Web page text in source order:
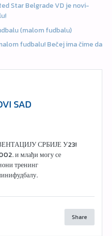
Star Belgrade VD je novi-
(malom fudbalu)
fudbalu! Bečej ima čime da
SAD
СРБИЈЕ У23!
и млађи могу се
тренинг
Share